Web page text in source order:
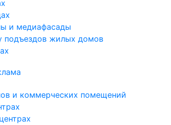
и медиафасады
подъездов жилых домов
и коммерческих помещений